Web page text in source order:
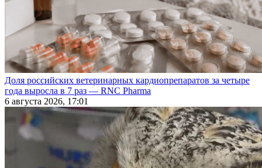
Доля российских ветеринарных кардиопрепаратов за четыре
года выросла в 7 раз — RNC Pharma
6 августа 2026, 17:01